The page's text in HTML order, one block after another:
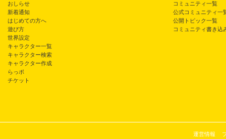
おしらせ
新着通知
はじめての方へ
遊び方
世界設定
キャラクター一覧
キャラクター検索
キャラクター作成
らっポ
チケット
コミュニティ一覧
公式コミュニティ一
公開トピック一覧
コミュニティ書き込
運営情報